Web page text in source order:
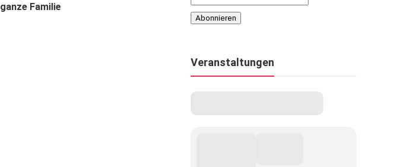
ganze Familie
Veranstaltungen